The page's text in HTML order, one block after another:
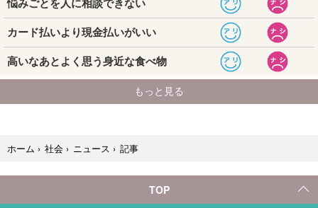
ホーム › 社会 › ニュース › 記事
TOP